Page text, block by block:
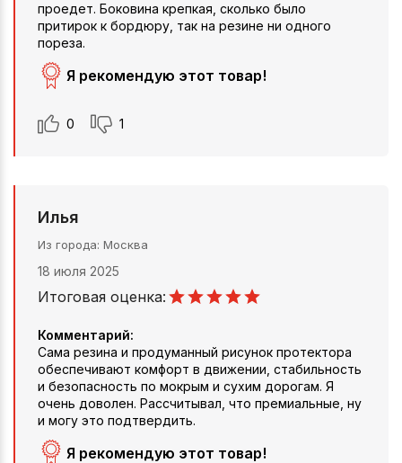
проедет. Боковина крепкая, сколько было
притирок к бордюру, так на резине ни одного
пореза.
Я рекомендую этот товар!
0 1
Илья
Из города Москва
18 июля 2025
Итоговая оценка:
Комментарий:
Сама резина и продуманный рисунок протектора
обеспечивают комфорт в движении, стабильность
и безопасность по мокрым и сухим дорогам. Я
очень доволен. Рассчитывал, что премиальные, ну
и могу это подтвердить.
Я рекомендую этот товар!